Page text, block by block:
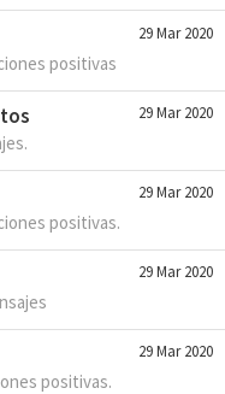
29 Mar 2020
positivas
29 Mar 2020
29 Mar 2020
positivas.
29 Mar 2020
29 Mar 2020
positivas.